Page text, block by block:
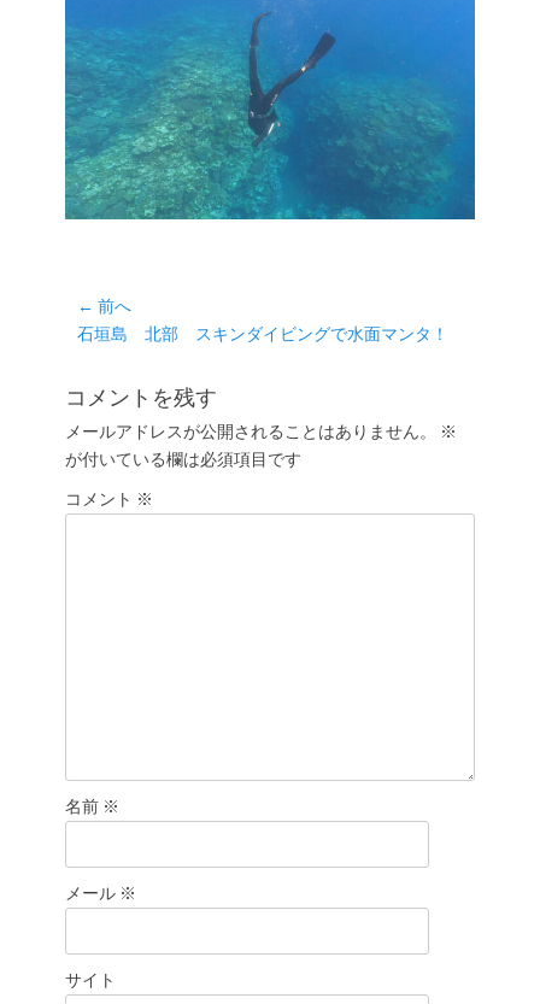
投
稿
ビ
ゲ
ー
シ
← 前へ
前
投
石垣島 北部 スキンダイビングで水面マンタ！
コメントを残す
メールアドレスが公開されることはありません。
※
が付いている欄は必須項目です
コメント ※
名前 ※
メール ※
サイト